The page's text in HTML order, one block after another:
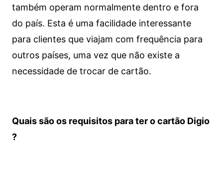
também operam normalmente dentro e fora
do país. Esta é uma facilidade interessante
para clientes que viajam com frequência para
outros países, uma vez que não existe a
necessidade de trocar de cartão.
Quais são os requisitos para ter o cartão Digio
?